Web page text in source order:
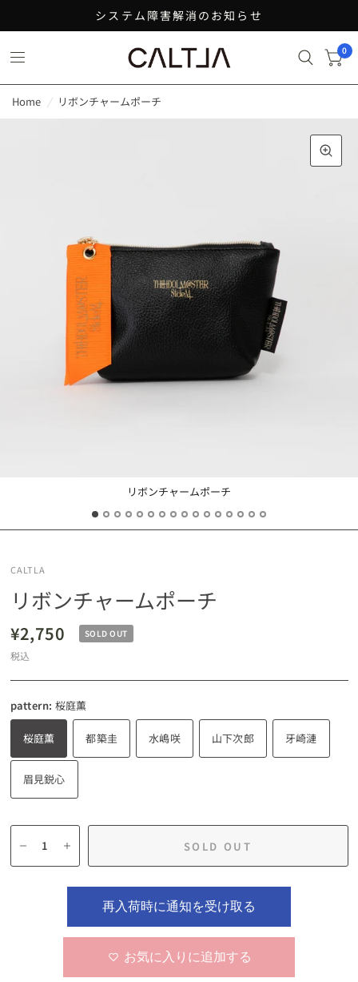
システム障害解消のお知らせ
0
Home / リボンチャームポーチ
リボンチャームポーチ
CALTLA
リボンチャームポーチ
¥2,750 SOLD OUT
税込
pattern: 桜庭薫
桜庭薫 都築圭 水嶋咲 山下次郎 牙崎漣
眉見鋭心
SOLD OUT
再入荷時に通知を受け取る
お気に入りに追加する